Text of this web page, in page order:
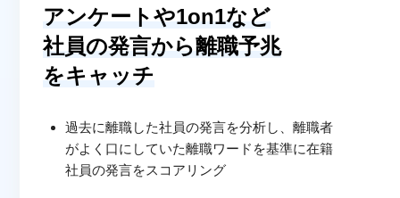
アンケートや1on1など
社員の発言から離職予兆
をキャッチ
過去に離職した社員の発言を分析し、離職者
がよく口にしていた離職ワードを基準に在籍
社員の発言をスコアリング